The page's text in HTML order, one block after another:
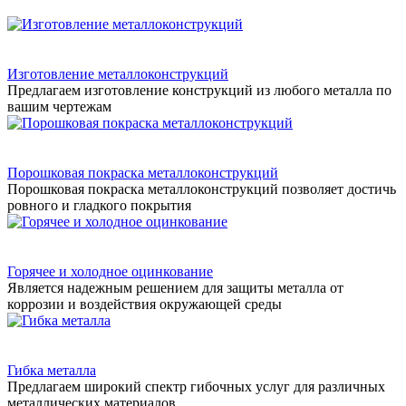
Изготовление металлоконструкций
Предлагаем изготовление конструкций из любого металла по
вашим чертежам
Порошковая покраска металлоконструкций
Порошковая покраска металлоконструкций позволяет достичь
ровного и гладкого покрытия
Горячее и холодное оцинкование
Является надежным решением для защиты металла от
коррозии и воздействия окружающей среды
Гибка металла
Предлагаем широкий спектр гибочных услуг для различных
металлических материалов